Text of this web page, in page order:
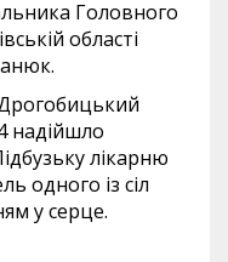
Головного
області
надійшло
лікарню
одного із сіл
у серце.